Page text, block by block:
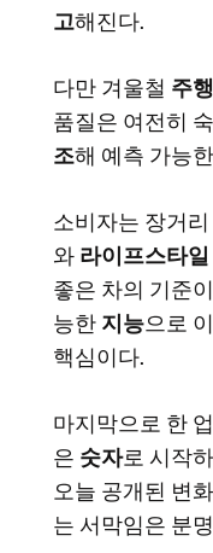
고해진다.
다만 겨울철 주
품질은 여전히
조해 예측 가능한
소비자는 장거리
와 라이프스타일
좋은 차의 기준이
능한 지능으로
핵심이다.
마지막으로 한
은 숫자로 시작
오늘 공개된 변
는 서막임은 분